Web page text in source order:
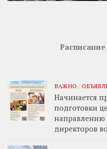
ВАЖНО /
Начинается
подготовки
направлению
директоров